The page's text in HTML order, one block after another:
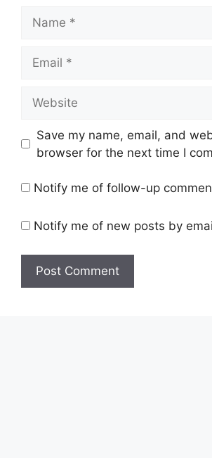
Save my name, email, and
browser for the next time I
Notify me of follow-up
Notify me of new posts by